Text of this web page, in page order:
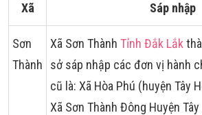
Xã Sáp nhập
Sơn
Thành
Xã Sơn Thành Tỉnh Đắk Lắk
sở sáp nhập các đơn vị hành
cũ là: Xã Hòa Phú (huyện Tây
Xã Sơn Thành Đông Huyện